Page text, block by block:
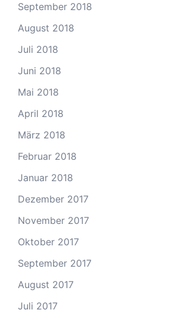
September 2018
August 2018
Juli 2018
Juni 2018
Mai 2018
April 2018
März 2018
Februar 2018
Januar 2018
Dezember 2017
November 2017
Oktober 2017
September 2017
August 2017
Juli 2017